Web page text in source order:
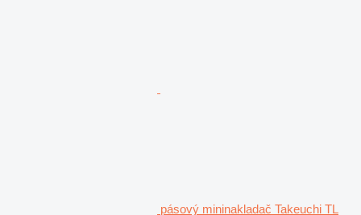
pásový mininakladač Takeuchi TL